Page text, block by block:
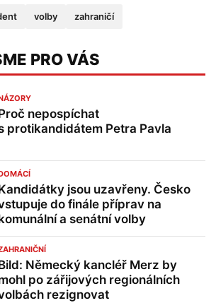
volby zahraničí
PRO VÁS
nepospíchat
protikandidátem Petra Pavla
jsou uzavřeny. Česko
do finále příprav na
a senátní volby
Německý kancléř Merz by
po zářijových regionálních
rezignovat